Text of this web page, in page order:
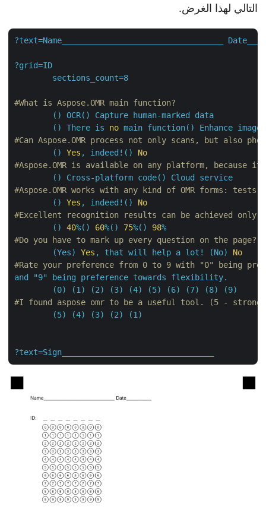
التالي لهذا الغرض.
?text=Name__________________________________
?grid=ID
sections_count=8
#What is Aspose.OMR main function?
() OCR() Capture human-marked data
() There is no main function() Enhance
#Can Aspose.OMR process not only scans, but also
() Yes , indeed!() No
#Aspose.OMR is available on any platform,
() Cross-platform code() Cloud service
#Aspose.OMR works with any kind of OMR forms:
() Yes , indeed!() No
#Excellent recognition results can be achieved
() 40%() 60%() 75%() 98
#Do you have to mark up every question on the page?
(Yes) Yes , that will help a lot! (No) No
#Rate your preference from 0 to 9 with "0" being
and
"9" being preference towards flexibility.
(0)
(1) (2) (3) (4) (5) (6) (7) (8)
(9)
#I found aspose omr to be a useful tool. (5 -
(5)
(4) (3) (2) (1)
?text=Sign________________________________